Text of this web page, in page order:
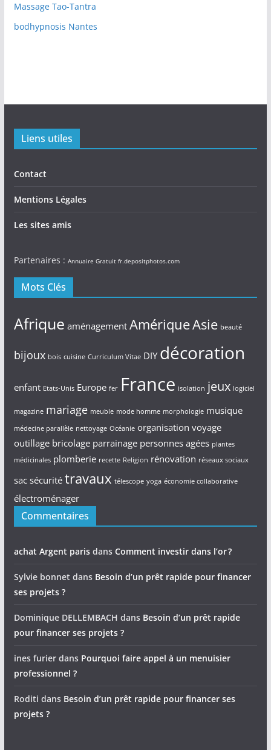
Massage Tao-Tantra
bodhypnosis Nantes
Liens utiles
Contact
Mentions Légales
Les sites amis
Partenaires : Annuaire Gratuit fr.depositphotos.com
Mots Clés
Afrique aménagement AmériqueAsie beauté
bijoux bois cuisine Curriculum Vitae DIY décoration
enfant Etats-Unis Europe fer France isolation jeux logiciel
magazine mariage meuble mode homme morphologie musique
médecine parallèle nettoyage Océanie organisation voyage
outillage bricolage parrainage personnes agées plantes
médicinales plomberie recette Religion rénovation réseaux sociaux
sac sécurité travaux télescope yoga économie collaborative
électroménager
Commentaires
achat Argent parisdans Comment investir dans l’or ?
Sylvie bonnet dans Besoin d’un prêt rapide pour financer
ses projets ?
Dominique DELLEMBACH dans Besoin d’un prêt rapide
pour financer ses projets ?
ines furierdans Pourquoi faire appel à un menuisier
professionnel ?
Roditi dans Besoin d’un prêt rapide pour financer ses
projets ?